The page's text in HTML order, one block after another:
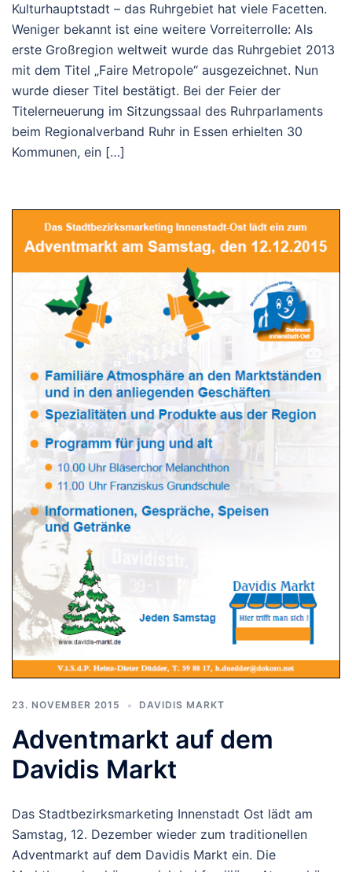
Kulturhauptstadt – das Ruhrgebiet hat viele Facetten.
Weniger bekannt ist eine weitere Vorreiterrolle: Als
erste Großregion weltweit wurde das Ruhrgebiet 2013
mit dem Titel „Faire Metropole“ ausgezeichnet. Nun
wurde dieser Titel bestätigt. Bei der Feier der
Titelerneuerung im Sitzungssaal des Ruhrparlaments
beim Regionalverband Ruhr in Essen erhielten 30
Kommunen, ein […]
23. NOVEMBER 2015 DAVIDIS MARKT
Adventmarkt auf dem
Davidis Markt
Das Stadtbezirksmarketing Innenstadt Ost lädt am
Samstag, 12. Dezember wieder zum traditionellen
Adventmarkt auf dem Davidis Markt ein. Die